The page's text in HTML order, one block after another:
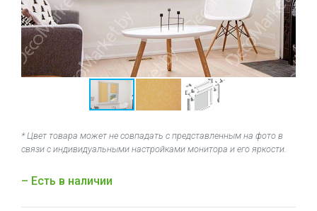
* Цвет товара может не совпадать с представленным на фото в
связи с индивидуальными настройками монитора и его яркости.
– Есть в наличии